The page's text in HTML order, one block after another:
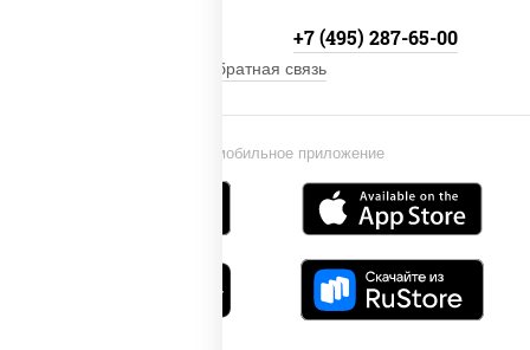
Установи мобильное приложение
+7 (495) 287-65-00
Обратная связь